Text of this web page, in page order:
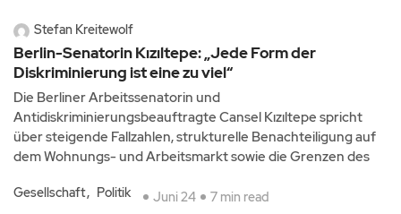
Stefan Kreitewolf
Berlin-Senatorin Kızıltepe: „Jede Form der
Diskriminierung ist eine zu viel“
Die Berliner Arbeitssenatorin und
Antidiskriminierungsbeauftragte Cansel Kızıltepe spricht
über steigende Fallzahlen, strukturelle Benachteiligung auf
dem Wohnungs- und Arbeitsmarkt sowie die Grenzen des
Gesellschaft Politik Juni 24 7 min read